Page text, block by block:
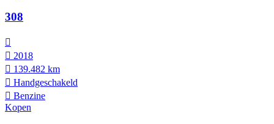
308
2018
139.482 km
Hand­geschakeld
Benzine
Kopen